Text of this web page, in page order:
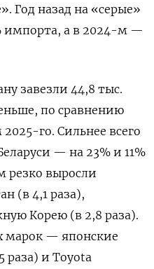
Год назад на «серые»
импорта, а в 2024-м —
завезли 44,8 тыс.
по сравнению
го. Сильнее всего
— на 23% и 11%
резко выросли
(в 4,1 раза),
Корею (в 2,8 раза).
марок — японские
раза) и Toyota